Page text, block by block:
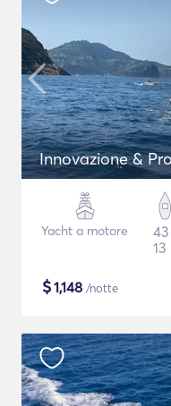
Innovazione &
Yacht a motore
13
$1,148 /notte